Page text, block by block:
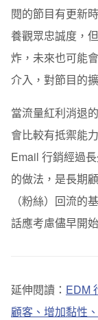
閱的節目有更新
養觀眾忠誠度，
炸，未來也可能
介入，對節目的
當流量紅利消退
會比較有抵禦能
Email 行銷經過
的做法，是長期
（粉絲）回流的
話應考慮儘早開
延伸閱讀： EDM
顧客、增加黏性